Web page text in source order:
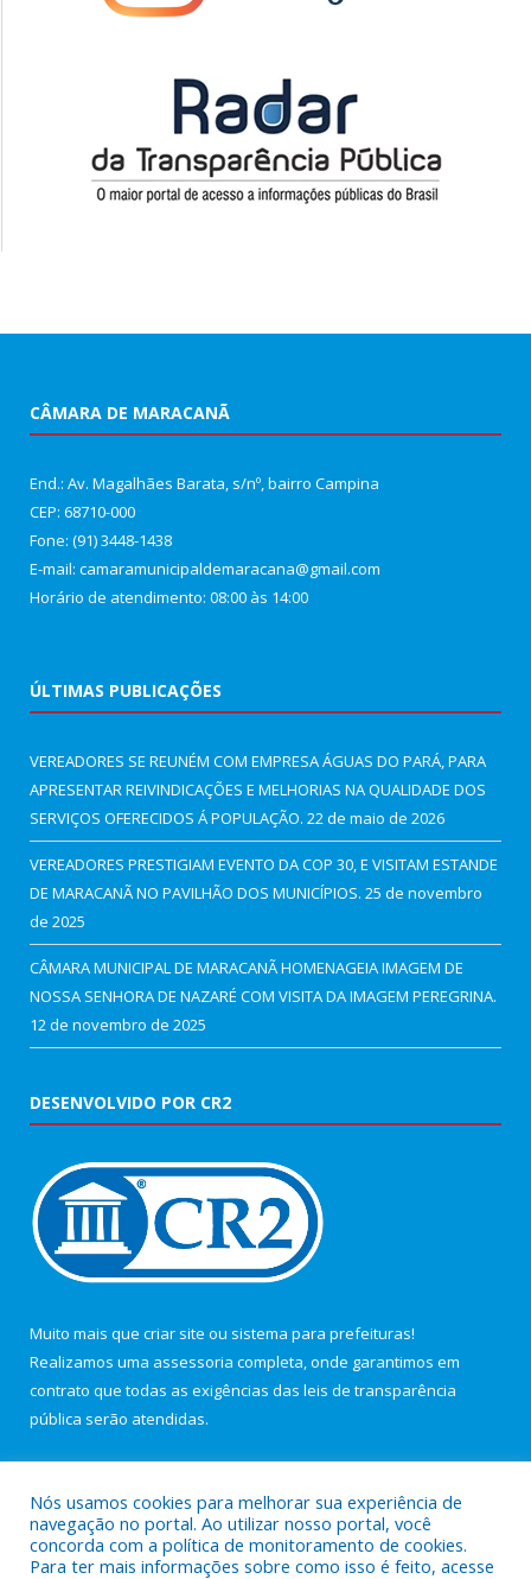
CÂMARA DE MARACANÃ
End.: Av. Magalhães Barata, s/nº, bairro Campina
CEP: 68710-000
Fone: (91) 3448-1438
E-mail: camaramunicipaldemaracana@gmail.com
Horário de atendimento: 08:00 às 14:00
ÚLTIMAS PUBLICAÇÕES
VEREADORES SE REUNÉM COM EMPRESA ÁGUAS DO PARÁ, PARA
APRESENTAR REIVINDICAÇÕES E MELHORIAS NA QUALIDADE DOS
SERVIÇOS OFERECIDOS Á POPULAÇÃO. 22 de maio de 2026
VEREADORES PRESTIGIAM EVENTO DA COP 30, E VISITAM ESTANDE
DE MARACANÃ NO PAVILHÃO DOS MUNICÍPIOS. 25 de novembro
de 2025
CÂMARA MUNICIPAL DE MARACANÃ HOMENAGEIA IMAGEM DE
NOSSA SENHORA DE NAZARÉ COM VISITA DA IMAGEM PEREGRINA.
12 de novembro de 2025
DESENVOLVIDO POR CR2
Muito mais que criar site ou sistema para prefeituras!
Realizamos uma assessoria completa, onde garantimos em
contrato que todas as exigências das leis de transparência
pública serão atendidas.
Nós usamos cookies para melhorar sua experiência de
navegação no portal. Ao utilizar nosso portal, você
concorda com a política de monitoramento de cookies.
Para ter mais informações sobre como isso é feito, acesse